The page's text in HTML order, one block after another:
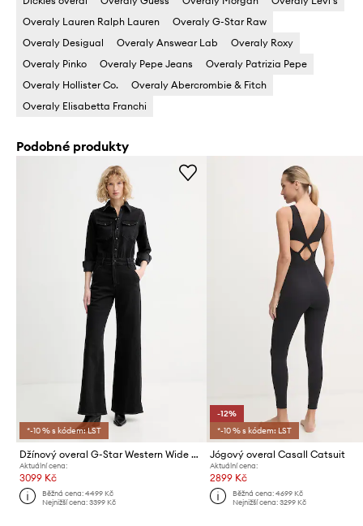
Overaly Lauren Ralph Lauren
Overaly G-Star Raw
Overaly Desigual
Overaly Answear Lab
Overaly Roxy
Overaly Pinko
Overaly Pepe Jeans
Overaly Patrizia Pepe
Overaly Hollister Co.
Overaly Abercrombie & Fitch
Overaly Elisabetta Franchi
Podobné produkty
*-10 % s kódem: LST
Džínový overal G-Star Western Wide Leg
Aktuální cena:
3099 Kč
Běžná cena:4499 Kč
Nejnižší cena:3399 Kč
-12%
*-10 % s kódem: LST
Jógový overal Casall Catsuit
Aktuální cena:
2899 Kč
Běžná cena: 4699 Kč
Nejnižší cena: 3299 Kč